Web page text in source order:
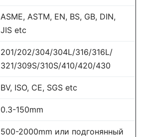
ASME, ASTM, EN, BS, GB, DIN,
JIS etc
201/202/304/304L/316/316L/
321/309S/310S/410/420/430
BV, ISO, CE, SGS etc
0.3-150mm
500-2000mm или подгонянный